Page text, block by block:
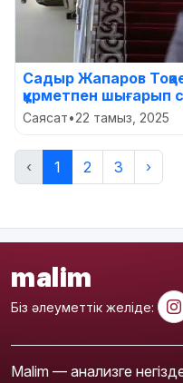
Садыр Жапаров
құрметпен шығарып
Саясат•22 тамыз, 2025
‹ 1 2 3 ›
malim
Біз әлеуметтік желіде:
Malim — анализге